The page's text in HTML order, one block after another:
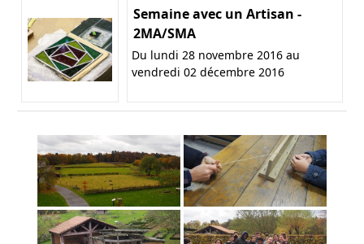
Semaine avec un Artisan -
2MA/SMA
Du lundi 28 novembre 2016 au
vendredi 02 décembre 2016